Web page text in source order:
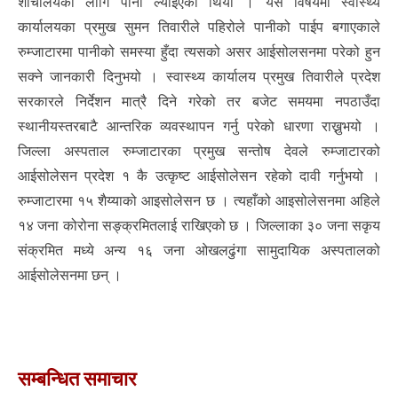
कार्यालयका प्रमुख सुमन तिवारीले पहिरोले पानीको पाईप बगाएकाले
रुम्जाटारमा पानीको समस्या हुँदा त्यसको असर आईसोलसनमा परेको हुन
सक्ने जानकारी दिनुभयो । स्वास्थ्य कार्यालय प्रमुख तिवारीले प्रदेश
सरकारले निर्देशन मात्रै दिने गरेको तर बजेट समयमा नपठाउँदा
स्थानीयस्तरबाटै आन्तरिक व्यवस्थापन गर्नु परेको धारणा राख्नुभयो ।
जिल्ला अस्पताल रुम्जाटारका प्रमुख सन्तोष देवले रुम्जाटारको
आईसोलेसन प्रदेश १ कै उत्कृष्ट आईसोलेसन रहेको दावी गर्नुभयो ।
रुम्जाटारमा १५ शैय्याको आइसोलेसन छ । त्यहाँको आइसोलेसनमा अहिले
१४ जना कोरोना सङ्क्रमितलाई राखिएको छ । जिल्लाका ३० जना सकृय
संक्रमित मध्ये अन्य १६ जना ओखलढुंगा सामुदायिक अस्पतालको
आईसोलेसनमा छन् ।
सम्बन्धित समाचार